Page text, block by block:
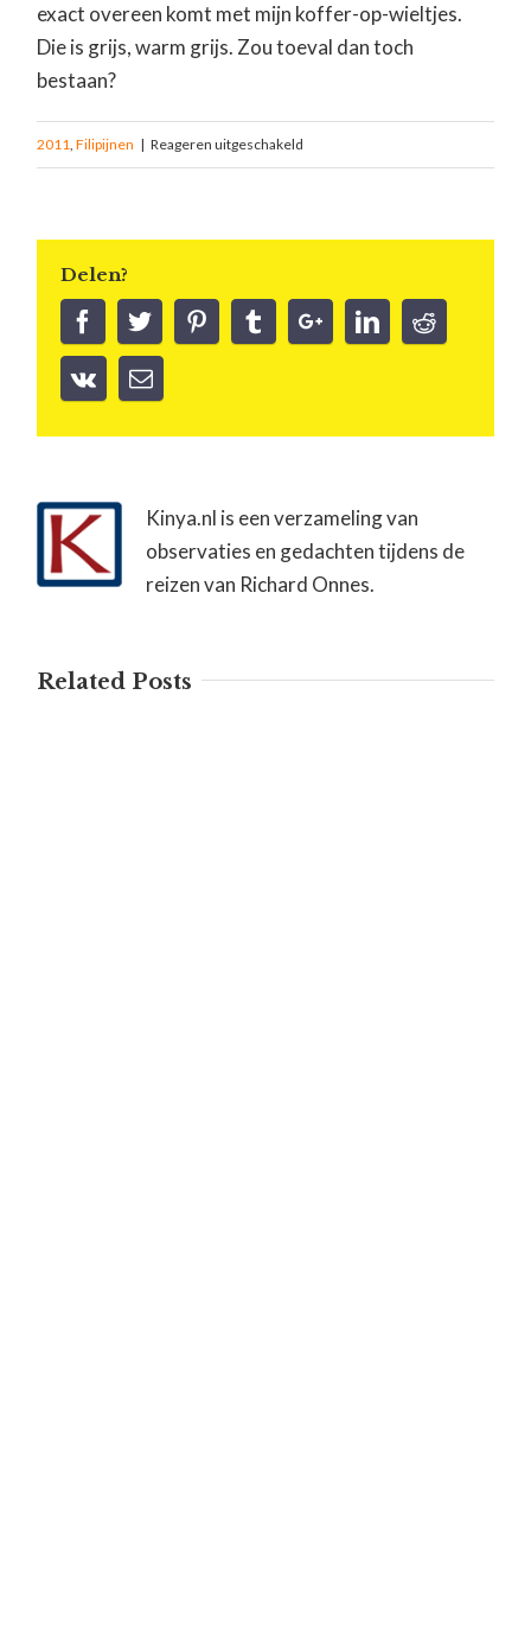
exact overeen komt met mijn koffer-op-wieltjes.
Die is grijs, warm grijs. Zou toeval dan toch
bestaan?
2011, Filipijnen | Reageren uitgeschakeld
Delen?
Kinya.nl is een verzameling van
observaties en gedachten tijdens de
reizen van Richard Onnes.
Related Posts